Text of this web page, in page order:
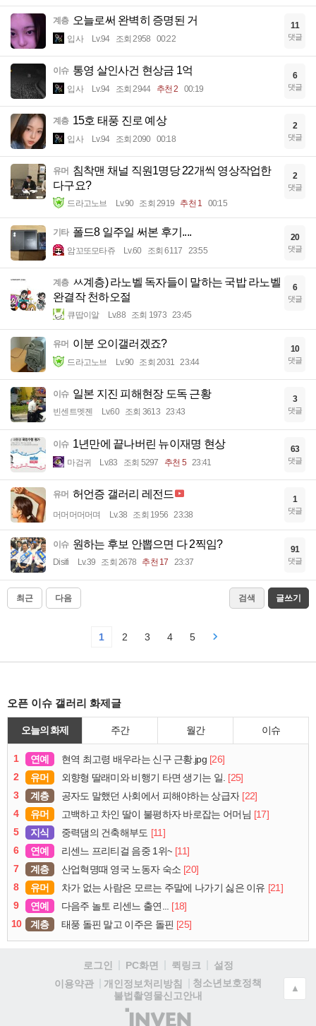
계층 오늘로써 완벽히 증명된 거
입사 Lv.94 조회 2958 00:22
11
댓글
이슈 통영 살인사건 현상금 1억
입사 Lv.94 조회 2944 추천 2 00:19
6
댓글
계층 15호 태풍 진로 예상
입사 Lv.94 조회 2090 00:18
2
댓글
유머 침착맨 채널 직원1명당 22개씩 영상작업한
다구요?
드라고노브 Lv.90 조회 2919 추천 1 00:15
2
댓글
기타 폴드8 일주일 써본 후기....
암꼬또모타쥬 Lv.60 조회 6117 23:55
20
댓글
계층 ㅆ계층) 라노벨 독자들이 말하는 국밥 라노벨
완결작 천하오절
큐땁이알 Lv.88 조회 1973 23:45
6
댓글
유머 이분 오이갤러겠죠?
드라고노브 Lv.90 조회 2031 23:44
10
댓글
이슈 일본 지진 피해현장 도독 근황
빈센트멧젠 Lv.60 조회 3613 23:43
3
댓글
이슈 1년만에 끝나버린 뉴이재명 현상
마검귀 Lv.83 조회 5297 추천 5 23:41
63
댓글
유머 허언증 갤러리 레전드
머머머머머며 Lv.38 조회 1956 23:38
1
댓글
이슈 원하는 후보 안뽑으면 다 2찍임?
Disifi Lv.39 조회 2678 추천 17 23:37
91
댓글
최근 다음 검색 글쓰기
1 2 3 4 5
오픈 이슈 갤러리 화제글
오늘의 화제 주간 월간 이슈
1 연예 현역 최고령 배우라는 신구 근황.jpg [26]
2
유머 외향형 딸래미와 비행기 타면 생기는 일. [25]
3
계층 공자도 말했던 사회에서 피해야하는 상급자 [22]
4
유머 고백하고 차인 딸이 불평하자 바로잡는 어머님 [17]
5
지식 중력댐의 건축해부도 [11]
6
연예 리센느 프리티걸 음중 1위~ [11]
7
계층 산업혁명때 영국 노동자 숙소 [20]
8
유머 차가 없는 사람은 모르는 주말에 나가기 싫은 이유 [21]
9
연예 다음주 놀토 리센느 출연... [18]
10
계층 태풍 돌핀 말고 이주은 돌핀 [25]
로그인 PC화면 퀵링크
설정
이용약관
개인정보처리방침
청소년보호정책
불법촬영물신고안내
(주)
▲